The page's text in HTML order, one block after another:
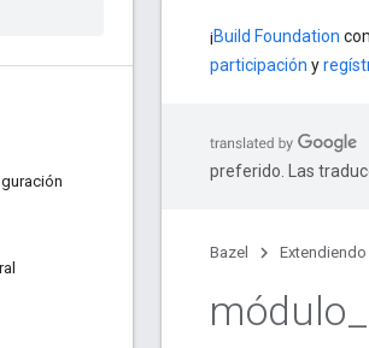
¡Build Foundation
participación y
preferido. Las
Bazel Extendiendo
módulo